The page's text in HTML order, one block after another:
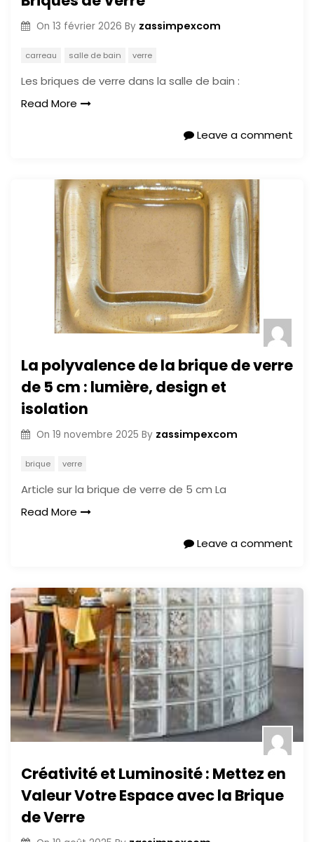
On 13 février 2026 By zassimpexcom
carreau salle de bain verre
Les briques de verre dans la salle de bain :
Read More
Leave a comment
La polyvalence de la brique de verre
de 5 cm : lumière, design et
isolation
On 19 novembre 2025 By zassimpexcom
brique verre
Article sur la brique de verre de 5 cm La
Read More
Leave a comment
Créativité et Luminosité : Mettez en
Valeur Votre Espace avec la Brique
de Verre